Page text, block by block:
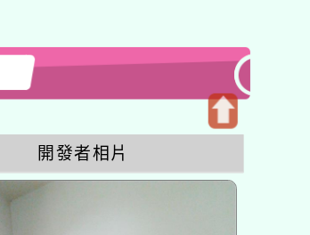
開
上
開發者相片